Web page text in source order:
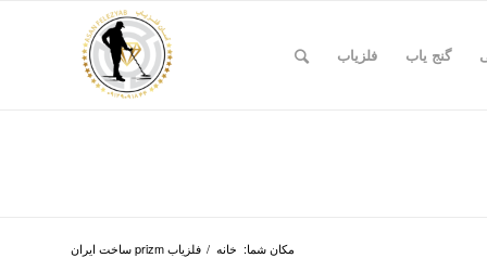
گنج یاب فلزیاب
مکان شما: خانه / فلزیاب prizm ساخت ایران